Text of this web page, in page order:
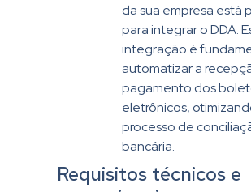
da sua empresa está
para integrar o DDA.
integração é
automatizar a
pagamento dos
eletrônicos,
processo de
bancária.
Requisitos técnicos e